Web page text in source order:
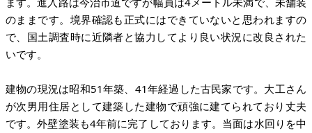
のままです。境界確認も正式にはできていないと思われますの
で、国土調査時に近隣者と協力してより良い状況に改良された
いです。
建物の現況は昭和51年築、41年経過した古民家です。大工さん
が次男用住居として建築した建物で頑強に建てられており丈夫
です。外壁塗装も4年前に完了しております。当面は水回りを中